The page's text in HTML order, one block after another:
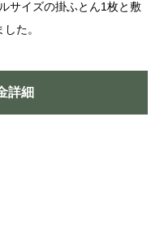
サイズの掛ふとん1枚と敷
た。
詳細